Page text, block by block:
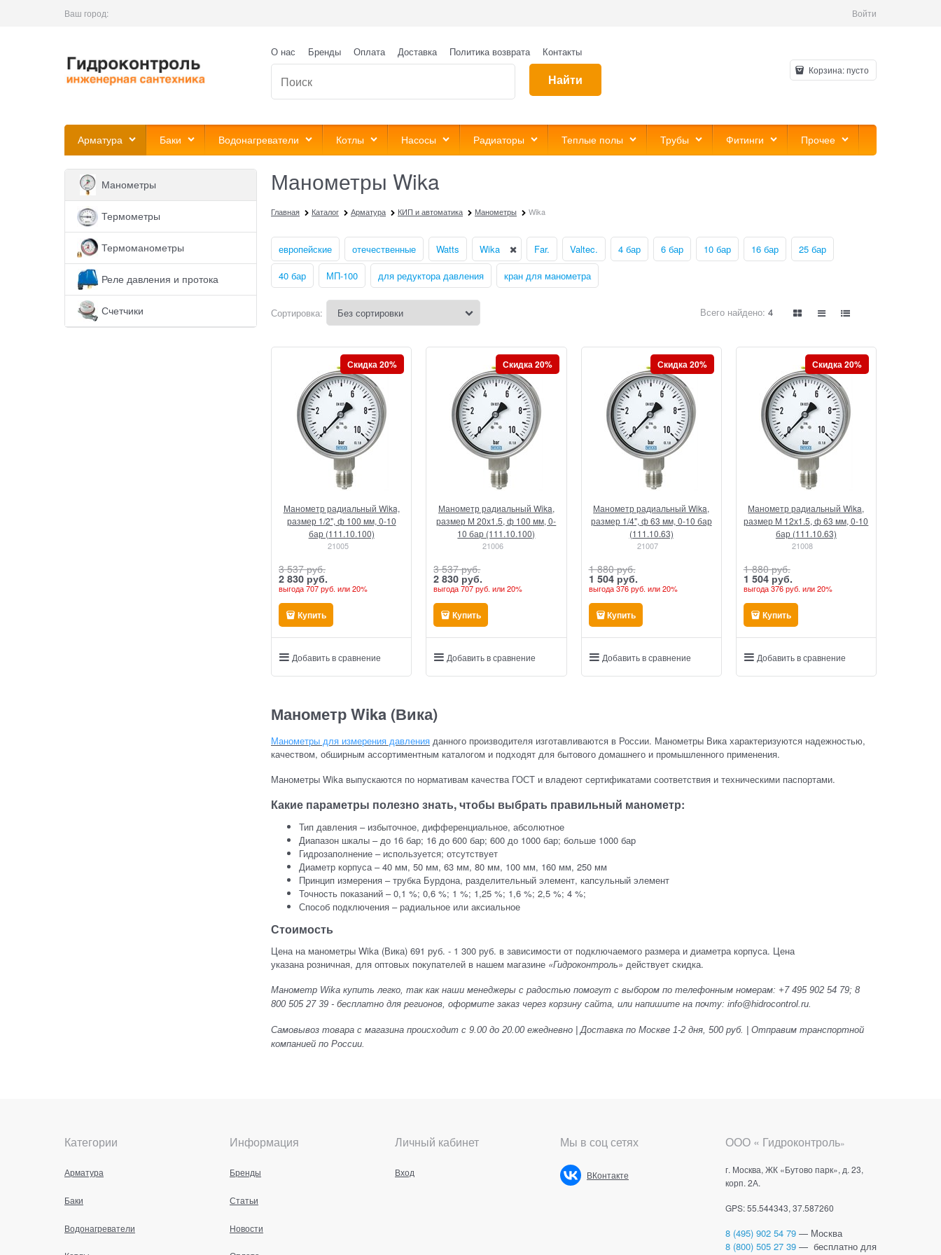
Ваш город: Войти
О нас Бренды Оплата Доставка Политика возврата Контакты
Найти
Корзина:пусто
Арматура Баки Водонагреватели Котлы Насосы Радиаторы Теплые полы Трубы Фитинги Прочее
Манометры
Термометры
Термоманометры
Реле давления и протока
Счетчики
Манометры Wika
Главная Каталог Арматура КИП и автоматика Манометры Wika
европейские отечественные Watts Wika Far. Valtec. 4 бар 6 бар 10 бар 16 бар
25 бар
40 бар
МП-100 для редуктора давления кран для манометра
Сортировка: Всего найдено: 4
Манометр радиальный Wika,
размер 1/2", ф 100 мм, 0-10
бар (111.10.100)
21005
Скидка 20%
3 537 руб.
2 830 руб.
выгода707 руб. или20%
Купить
Добавить в сравнение
Манометр радиальный Wika,
размер М 20х1.5, ф 100 мм, 0-
10 бар (111.10.100)
21006
Скидка 20%
3 537 руб.
2 830 руб.
выгода707 руб. или20%
Купить
Добавить в сравнение
Манометр радиальный Wika,
размер 1/4", ф 63 мм, 0-10 бар
(111.10.63)
21007
Скидка 20%
1 880 руб.
1 504 руб.
выгода376 руб. или20%
Купить
Добавить в сравнение
Манометр радиальный Wika,
размер М 12х1.5, ф 63 мм, 0-10
бар (111.10.63)
21008
Скидка 20%
1 880 руб.
1 504 руб.
выгода376 руб. или20%
Купить
Добавить в сравнение
Манометр Wika (Вика)
Манометры для измерения давления данного производителя изготавливаются в России. Манометры Вика характеризуются надежностью,
качеством, обширным ассортиментным каталогом и подходят для бытового домашнего и промышленного применения.
Манометры Wika выпускаются по нормативам качества ГОСТ и владеют сертификатами соответствия и техническими паспортами.
Какие параметры полезно знать, чтобы выбрать правильный манометр:
Тип давления – избыточное, дифференциальное, абсолютное
Диапазон шкалы – до 16 бар; 16 до 600 бар; 600 до 1000 бар; больше 1000 бар
Гидрозаполнение – используется; отсутствует
Диаметр корпуса – 40 мм, 50 мм, 63 мм, 80 мм, 100 мм, 160 мм, 250 мм
Принцип измерения – трубка Бурдона, разделительный элемент, капсульный элемент
Точность показаний – 0,1 %; 0,6 %; 1 %; 1,25 %; 1,6 %; 2,5 %; 4 %;
Способ подключения – радиальное или аксиальное
Стоимость
Цена на манометры Wika (Вика) 691 руб. - 1 300 руб. в зависимости от подключаемого размера и диаметра корпуса. Цена
указана розничная, для оптовых покупателей в нашем магазине «Гидроконтроль» действует скидка.
Манометр Wika купить легко, так как наши менеджеры с радостью помогут с выбором по телефонным номерам: +7 495 902 54 79; 8
800 505 27 39 - бесплатно для регионов, оформите заказ через корзину сайта, или напишите на почту: info@hidrocontrol.ru.
Самовывоз товара с магазина происходит с 9.00 до 20.00 ежедневно | Доставка по Москве 1-2 дня, 500 руб. | Отправим транспортной
компанией по России.
Категории
Арматура
Баки
Водонагреватели
Информация
Бренды
Статьи
Новости
Личный кабинет
Вход
Мы в соц сетях
ВКонтакте
ООО « Гидроконтроль»
г. Москва, ЖК «Бутово парк», д. 23,
корп. 2А.
GPS: 55.544343, 37.587260
8 (495) 902 54 79 — Москва
8 (800) 505 27 39 — бесплатно для